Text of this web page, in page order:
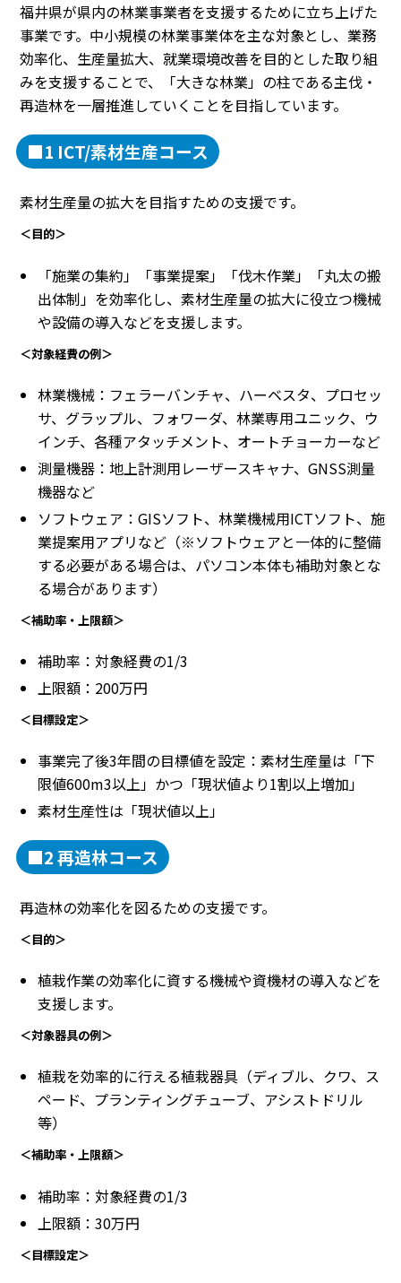
福井県が県内の林業事業者を支援するために立ち上げた
事業です。中小規模の林業事業体を主な対象とし、業務
効率化、生産量拡大、就業環境改善を目的とした取り組
みを支援することで、「大きな林業」の柱である主伐・
再造林を一層推進していくことを目指しています。
■1 ICT/素材生産コース
素材生産量の拡大を目指すための支援です。
＜目的＞
「施業の集約」「事業提案」「伐木作業」「丸太の搬
出体制」を効率化し、素材生産量の拡大に役立つ機械
や設備の導入などを支援します。
＜対象経費の例＞
林業機械：フェラーバンチャ、ハーベスタ、プロセッ
サ、グラップル、フォワーダ、林業専用ユニック、ウ
インチ、各種アタッチメント、オートチョーカーなど
測量機器：地上計測用レーザースキャナ、GNSS測量
機器など
ソフトウェア：GISソフト、林業機械用ICTソフト、施
業提案用アプリなど（※ソフトウェアと一体的に整備
する必要がある場合は、パソコン本体も補助対象とな
る場合があります）
＜補助率・上限額＞
補助率：対象経費の1/3
上限額：200万円
＜目標設定＞
事業完了後3年間の目標値を設定：素材生産量は「下
限値600m3以上」かつ「現状値より1割以上増加」
素材生産性は「現状値以上」
■2 再造林コース
再造林の効率化を図るための支援です。
＜目的＞
植栽作業の効率化に資する機械や資機材の導入などを
支援します。
＜対象器具の例＞
植栽を効率的に行える植栽器具（ディブル、クワ、ス
ペード、プランティングチューブ、アシストドリル
等）
＜補助率・上限額＞
補助率：対象経費の1/3
上限額：30万円
＜目標設定＞